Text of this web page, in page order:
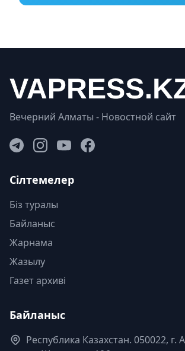
Вечерний Алматы - Новостной сайт
Сілтемелер
Біз туралы
Байланыс
Жарнама
Жазылу
Газет архиві
Байланыс
Республика Казахстан. 050022, г.